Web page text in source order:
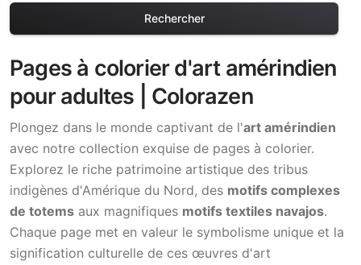
Rechercher
Pages à colorier d'art amérindien
pour adultes | Colorazen
Plongez dans le monde captivant de l'art amérindien
avec notre collection exquise de pages à colorier.
Explorez le riche patrimoine artistique des tribus
indigènes d'Amérique du Nord, des motifs complexes
de totems aux magnifiques motifs textiles navajos.
Chaque page met en valeur le symbolisme unique et la
signification culturelle de ces œuvres d'art